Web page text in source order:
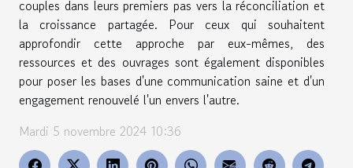
couples dans leurs premiers pas vers la réconciliation et
la croissance partagée. Pour ceux qui souhaitent
approfondir cette approche par eux-mêmes, des
ressources et des ouvrages sont également disponibles
pour poser les bases d'une communication saine et d'un
engagement renouvelé l'un envers l'autre.
Mardi 5 novembre 2024 10:36